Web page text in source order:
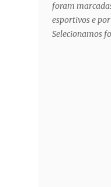
foram
esportivos e
Selecionamos